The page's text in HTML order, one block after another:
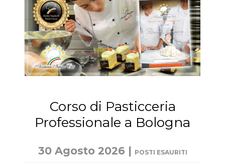
Corso di Pasticceria
Professionale a Bologna
30 Agosto 2026 | POSTI ESAURITI